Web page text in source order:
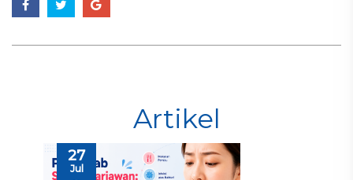
Artikel
27
Jul